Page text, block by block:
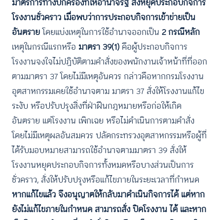
โรงงานชั่วคราว เมื่อพบว่าการประกอบกิจการเข้าข่ายเป็น
อันตรายโดยแบ่งเหตุในการใช้อำนาจออกเป็น 2 กรณีหลัก
เหตุในกรณีแรกหรือ มาตรา 39(1)คือผู้ประกอบกิจการ
โรงงานจงใจไม่ปฏิบัติตามคำสั่งของพนักงานเจ้าหน้าที่ที่ออก
ตามมาตรา 37 โดยไม่มีเหตุอันควร กล่าวคือหากกรมโรงงาน
อุตสาหกรรมเคยใช้อำนาจตาม มาตรา 37 สั่งให้โรงงานแก้ไข
ระงับ หรือปรับปรุงสิ่งที่ฝ่าฝืนกฎหมายหรือก่อให้เกิด
อันตราย แต่โรงงาน เพิกเฉย หรือไม่ดำเนินการตามคำสั่ง
โดยไม่มีเหตุผลอันสมควร ปลัดกระทรวงอุตสาหกรรมหรือผู้ที่
ได้รับมอบหมายสามารถใช้อำนาจตามมาตรา 39 สั่งให้
โรงงานหยุดประกอบกิจการทั้งหมดหรือบางส่วนเป็นการ
ชั่วคราว, สั่งให้ปรับปรุงหรือแก้ไขภายในระยะเวลาที่กำหนด
หากแก้ไขแล้ว จึงอนุญาตให้กลับมาดำเนินกิจการได้ แต่หาก
ยังไม่แก้ไขภายในกำหนด สามารถสั่ง ปิดโรงงาน ได้ และหาก